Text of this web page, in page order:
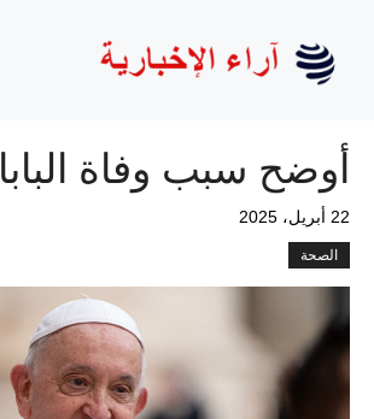
المحتوى
أوضح سبب وفاة البابا
22 أبريل، 2025
الصحة